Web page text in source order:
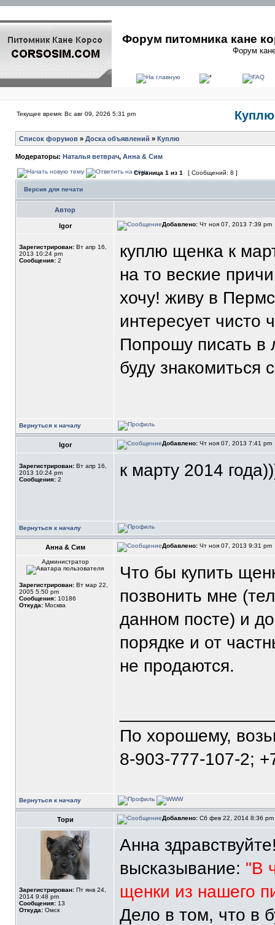
Форум питомника кане
Форум
Текущее время: Вс авг 09, 2026 5:31 pm Куплю
Список форумов » Доска объявлений » Куплю
Модераторы: Наталья ветврач, Анна & Сим
Страница 1 из 1 [ Сообщений: 8 ]
Версия для печати
Автор
Igor Добавлено: Чт ноя 07, 2013 7:39 pm
Зарегистрирован: Вт апр 16,
2013 10:24 pm
Сообщения: 2
куплю щенка к
на то веские
хочу! живу в
интересует чисто
Попрошу писать в
буду знакомиться
Вернуться к началу
Igor Добавлено: Чт ноя 07, 2013 7:41 pm
Зарегистрирован: Вт апр 16,
2013 10:24 pm
Сообщения: 2 к марту 2014
Вернуться к началу
Анна & Сим Добавлено: Чт ноя 07, 2013 9:31 pm
Администратор
Зарегистрирован: Вт мар 22,
2005 5:50 pm
Сообщения: 10186
Откуда: Москва
Что бы купить
позвонить мне
данном посте) и
порядке и от
не продаются.
По хорошему,
8-903-777-107-2;
Вернуться к началу
Тори Добавлено: Сб фев 22, 2014 8:36 pm
Зарегистрирован: Пт янв 24,
2014 9:48 pm
Сообщения: 13
Откуда: Омск
Анна
высказывание: "В
щенки из нашего
Дело в том, что в